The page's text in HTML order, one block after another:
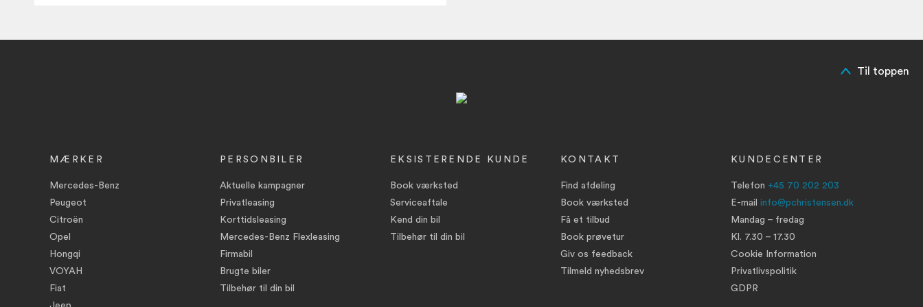
MÆRKER
Mercedes-Benz
Peugeot
Citroën
Opel
Hongqi
VOYAH
Fiat
PERSONBILER
Aktuelle kampagner
Privatleasing
Korttidsleasing
Mercedes-Benz Flexleasing
Firmabil
Brugte biler
Tilbehør til din bil
EKSISTERENDE KUNDE
Book værksted
Serviceaftale
Kend din bil
Tilbehør til din bil
KONTAKT
Find afdeling
Book værksted
Få et tilbud
Book prøvetur
Giv os feedback
Tilmeld nyhedsbrev
KUNDECENTER
Telefon +45 70 202 203
E-mail info@pchristensen.dk
Mandag – fredag
Kl. 7.30 – 17.30
Cookie Information
Privatlivspolitik
GDPR
Til toppen